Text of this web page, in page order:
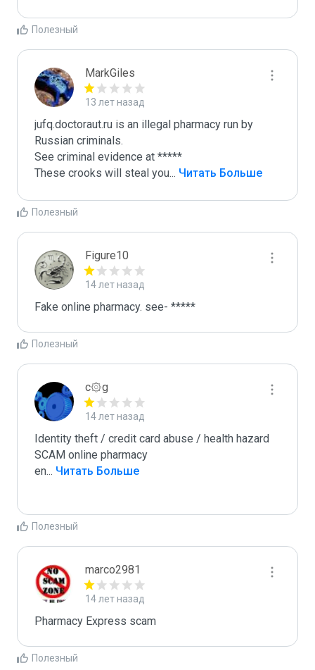
Полезный
MarkGiles
13 лет назад
jufq.doctoraut.ru is an illegal pharmacy run by
Russian criminals.
See criminal evidence at *****
These crooks will steal you... Читать Больше
Полезный
Figure10
14 лет назад
Fake online pharmacy. see- *****
Полезный
c۞g
14 лет назад
Identity theft / credit card abuse / health hazard
SCAM online pharmacy
en... Читать Больше
Полезный
marco2981
14 лет назад
Pharmacy Express scam
Полезный